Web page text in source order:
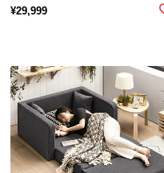
¥29,999